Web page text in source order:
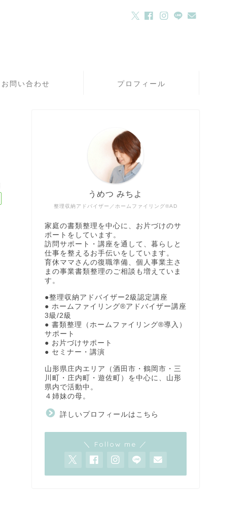
お問い合わせ プロフィール
整理収納アドバイザー／ホームファイリング®AD
うめつ みちよ
家庭の書類整理を中心に、お片づけのサ
ポートをしています。
訪問サポート・講座を通して、暮らしと
仕事を整えるお手伝いをしています。
育休ママさんの復職準備、個人事業主さ
まの事業書類整理のご相談も増えていま
す。
●整理収納アドバイザー2級認定講座
● ホームファイリング®アドバイザー講座
3級/2級
● 書類整理（ホームファイリング®導入）
サポート
● お片づけサポート
● セミナー・講演
山形県庄内エリア（酒田市・鶴岡市・三
川町・庄内町・遊佐町）を中心に、山形
県内で活動中。
４姉妹の母。
詳しいプロフィールはこちら
＼ Follow me ／